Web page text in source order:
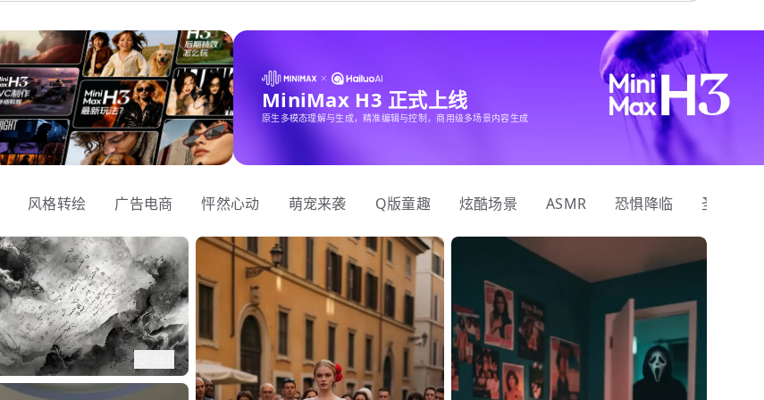
MiniMax H3 正式上线
原生多模态理解与生成，精准编辑与控制，商用级多场景内容生成
风格转绘 广告电商 怦然心动 萌宠来袭 Q版童趣 炫酷场景 ASMR 恐惧降临 圣诞狂欢